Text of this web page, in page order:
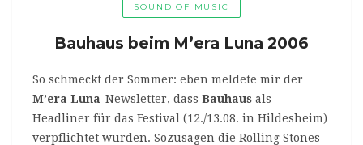
SOUND OF MUSIC
Bauhaus beim M’era Luna 2006
So schmeckt der Sommer: eben meldete mir der
M’era Luna-Newsletter, dass Bauhaus als
Headliner für das Festival (12./13.08. in Hildesheim)
verpflichtet wurden. Sozusagen die Rolling Stones